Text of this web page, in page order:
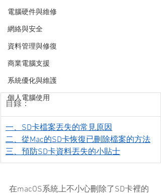
電腦硬件與維修
網絡與安全
資料管理與修復
商業電腦支援
系統優化與維護
個人電腦使用
目錄：
一、SD卡檔案丟失的常見原因
二、從Mac的SD卡恢復已刪除檔案的方法
三、預防SD卡資料丟失的小貼士
在macOS系統上不小心刪除了SD卡裡的